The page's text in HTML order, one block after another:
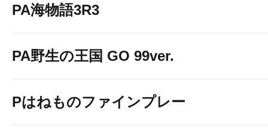
PA海物語3R3
PA野生の王国 GO 99ver.
Pはねものファインプレー